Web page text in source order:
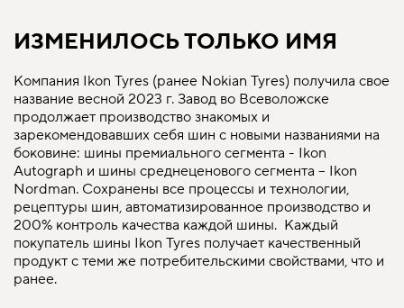
ИЗМЕНИЛОСЬ ТОЛЬКО ИМЯ
Компания Ikon Tyres (ранее Nokian Tyres) получила свое
название весной 2023 г. Завод во Всеволожске
продолжает производство знакомых и
зарекомендовавших себя шин с новыми названиями на
боковине: шины премиального сегмента - Ikon
Autograph и шины среднеценового сегмента – Ikon
Nordman. Сохранены все процессы и технологии,
рецептуры шин, автоматизированное производство и
200% контроль качества каждой шины. Каждый
покупатель шины Ikon Tyres получает качественный
продукт с теми же потребительскими свойствами, что и
ранее.